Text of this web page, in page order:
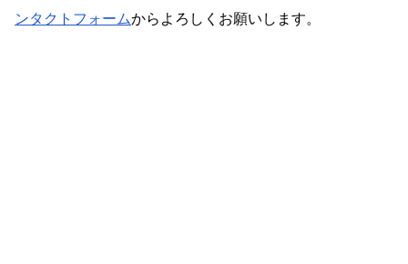
ンタクトフォームからよろしくお願いします。